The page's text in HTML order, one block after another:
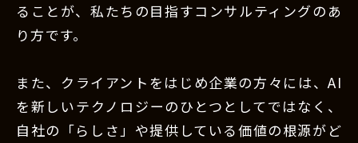
ることが、私たちの目指すコンサルティングのあ
り方です。
また、クライアントをはじめ企業の方々には、AI
を新しいテクノロジーのひとつとしてではなく、
自社の「らしさ」や提供している価値の根源がど